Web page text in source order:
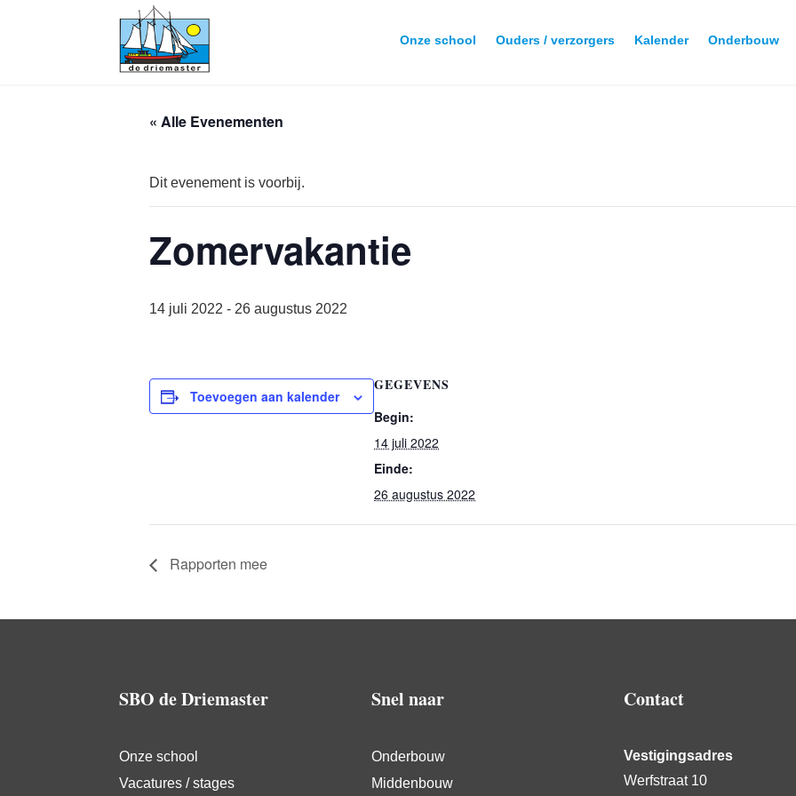
Onze school Ouders / verzorgers Kalender Onderbouw
« Alle Evenementen
Dit evenement is voorbij.
Zomervakantie
14 juli 2022 - 26 augustus 2022
Toevoegen aan kalender
GEGEVENS
Begin:
14 juli 2022
Einde:
26 augustus 2022
Rapporten mee
SBO de Driemaster
Onze school
Vacatures / stages
Snel naar
Onderbouw
Middenbouw
Contact
Vestigingsadres
Werfstraat 10